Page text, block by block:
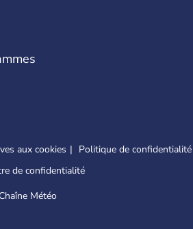
aux cookies Politique de confidentialité
de confidentialité
Météo